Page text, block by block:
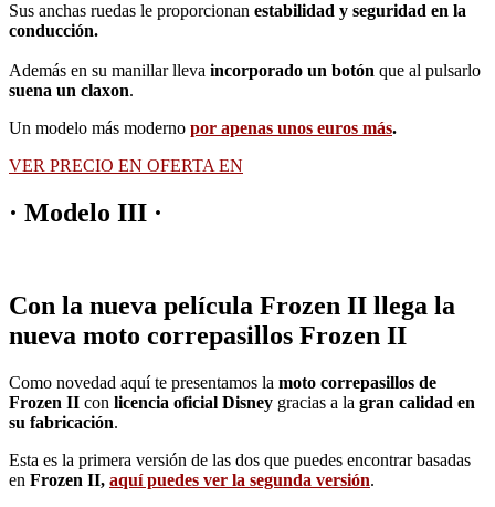
Sus anchas ruedas le proporcionan estabilidad y seguridad en la
conducción.
Además en su manillar lleva incorporado un botón que al pulsarlo
suena un claxon.
Un modelo más moderno por apenas unos euros más.
VER PRECIO EN OFERTA EN
· Modelo III ·
Con la nueva película Frozen II llega la
nueva moto correpasillos Frozen II
Como novedad aquí te presentamos la moto correpasillos de
Frozen II con licencia oficial Disney gracias a la gran calidad en
su fabricación.
Esta es la primera versión de las dos que puedes encontrar basadas
en Frozen II, aquí puedes ver la segunda versión.